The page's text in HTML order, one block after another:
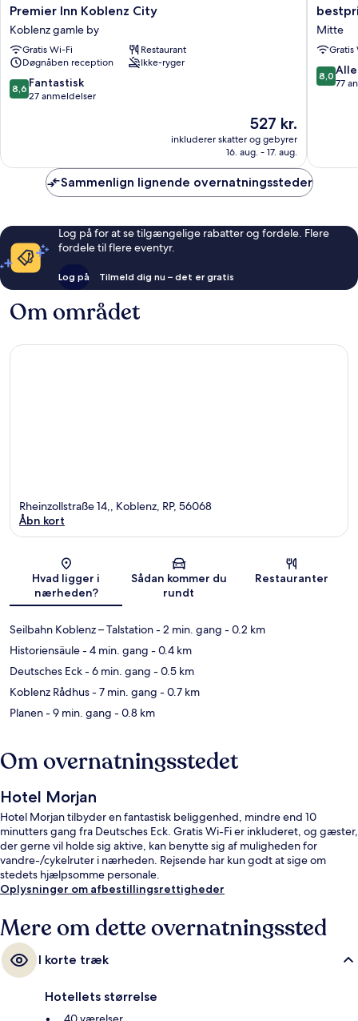
Premier
Inn
Koblenz
City
Koblenz
gamle
by
Premier Inn Koblenz City
Koblenz gamle by
Gratis Wi-Fi
Restaurant
Døgnåben reception
Ikke-ryger
8.6
ud
anmeldelser
8,6 Fantastisk
27 anmeldelser
Prisen
527 kr.
527 kr.
inkluderer skatter og gebyrer
16. aug. - 17. aug.
Hotel
Koblenz
Mitte
Mitte
Gratis
8.0
ud
8,0
77
Sammenlign lignende overnatningssteder
Log på for at se tilgængelige rabatter og fordele. Flere
fordele til flere eventyr.
Log på Tilmeld dig nu – det er gratis
Om området
Kort
Rheinzollstraße 14,, Koblenz, RP, 56068
Åbn kort
Hvad ligger i
nærheden?
Sådan kommer du
rundt
Restauranter
Seilbahn Koblenz – Talstation- 2 min. gang - 0.2 km
Historiensäule- 4 min. gang - 0.4 km
Deutsches Eck- 6 min. gang - 0.5 km
Koblenz Rådhus- 7 min. gang - 0.7 km
Planen- 9 min. gang - 0.8 km
Om overnatningsstedet
Hotel Morjan
Hotel Morjan tilbyder en fantastisk beliggenhed, mindre end 10
minutters gang fra Deutsches Eck. Gratis Wi-Fi er inkluderet, og gæster,
der gerne vil holde sig aktive, kan benytte sig af muligheden for
vandre-/cykelruter i nærheden. Rejsende har kun godt at sige om
stedets hjælpsomme personale.
Oplysninger om afbestillingsrettigheder
Mere om dette overnatningssted
I korte træk
Hotellets størrelse